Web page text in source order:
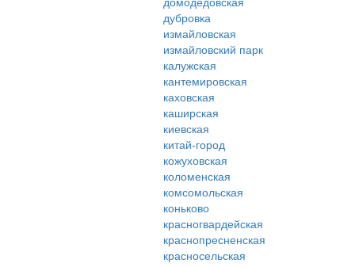
дубровка
измайловская
измайловский парк
калужская
кантемировская
каховская
каширская
киевская
китай-город
кожуховская
коломенская
комсомольская
коньково
красногвардейская
краснопресненская
красносельская